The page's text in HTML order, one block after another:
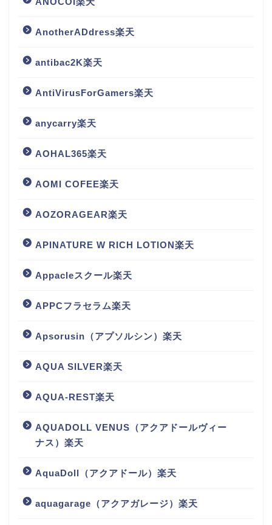
AnotherADdress楽天
antibac2K楽天
AntiVirusForGamers楽天
anycarry楽天
AOHAL365楽天
AOMI COFEE楽天
AOZORAGEAR楽天
APINATURE W RICH LOTION楽天
Appacleスクール楽天
APPCフラセラム楽天
Apsorusin（アプソルシン）楽天
AQUA SILVER楽天
AQUA-REST楽天
AQUADOLL VENUS（アクアドールヴィー
ナス）楽天
AquaDoll（アクアドール）楽天
aquagarage（アクアガレージ）楽天